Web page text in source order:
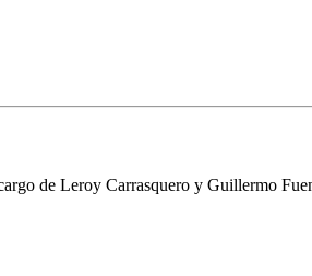
de Leroy Carrasquero y Guillermo